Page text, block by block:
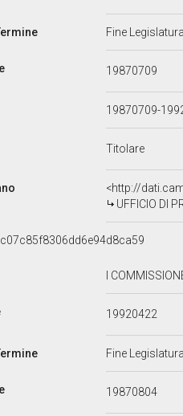
Fine Legislatura
19870709
19870709-
Titolare
<http://
UFFICIO DI
I
19920422
Fine Legislatura
19870804